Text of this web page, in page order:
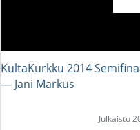
KultaKurkku 2014
― Jani Markus
Julkaistu